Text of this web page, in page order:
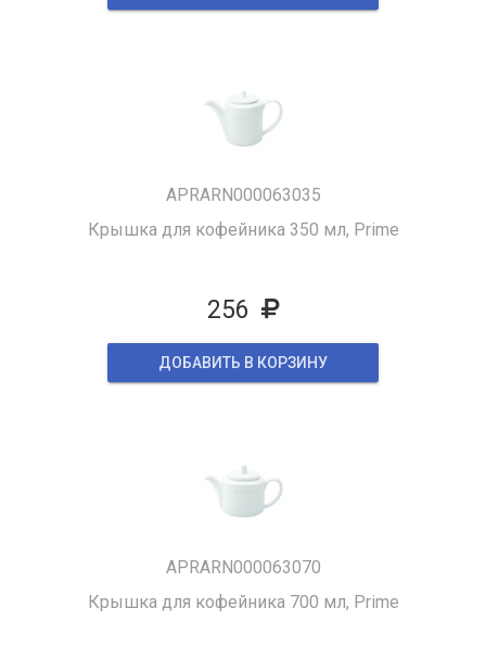
APRARN000063035
Крышка для кофейника 350 мл, Prime
256
ДОБАВИТЬ В КОРЗИНУ
APRARN000063070
Крышка для кофейника 700 мл, Prime